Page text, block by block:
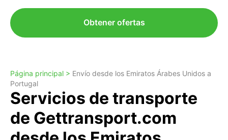
Obtener ofertas
Página principal > Envío desde los Emiratos Árabes Unidos a
Portugal
Servicios de transporte
de Gettransport.com